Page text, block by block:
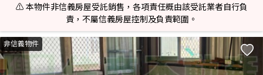
⚠️ 本物件非信義房屋受託銷售，各項責任概由該受託業者自行負
責，不屬信義房屋控制及負責範圍。
非信義物件